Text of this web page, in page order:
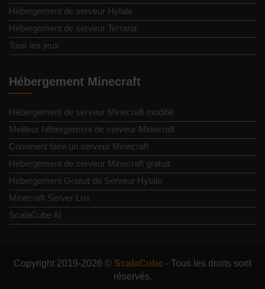
Hébergement de serveur Hytale
Hébergement de serveur Terraria
Tous les jeux
Hébergement Minecraft
Hébergement de serveur Minecraft modifié
Meilleur hébergement de serveur Minecraft
Comment faire un serveur Minecraft
Hébergement de serveur Minecraft gratuit
Hébergement Gratuit de Serveur Hytale
Minecraft Server List
ScalaCube AI
Copyright 2019-2026 © ScalaCube - Tous les droits sont
réservés.